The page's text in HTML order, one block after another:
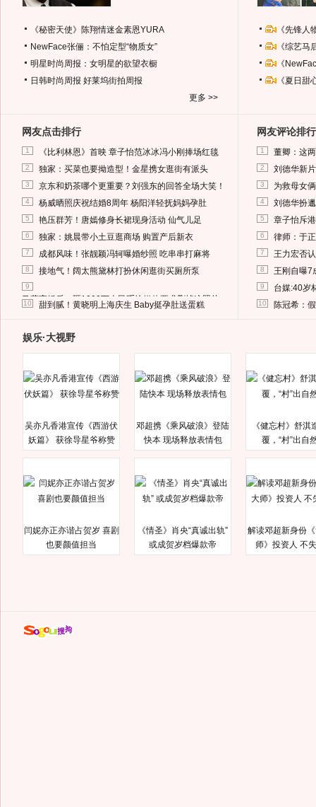
《秘密天使》陈翔情迷金素恩YURA
NewFace张俪：不怕定型“物质女”
明星时尚周报：女明星的欲望衣橱
日韩时尚周报 好莱坞街拍周报
更多 >>
《先锋
《综艺
《
《夏日
网友点击排行
1 《比利林恩》首映 章子怡范冰冰冯小刚捧场红毯
2 独家：买菜也要拗造型！金星携女逛街有派头
3 京东和奶茶哪个更重要？刘强东的回答全场大笑！
4 杨威晒照庆祝结婚8周年 杨阳洋轻抚妈妈孕肚
5 艳压群芳！唐嫣修身长裙现身活动 仙气儿足
6 独家：姚晨带小土豆逛商场 购置产后新衣
7 成都风味！张靓颖冯轲曝婚纱照 吃串串打麻将
8 接地气！阔太熊黛林打扮休闲逛街买厕所泵
9
马蓉离婚后，砸1000万人民币给媒体要求删掉这照片
10 甜到腻！黄晓明上海庆生 Baby挺孕肚送蛋糕
网友评论排行
1 董卿：这
2 刘德华新
3 为救母女
4 刘德华扮
5 章子怡斥
6 律师：于
7 王力宏否
8 王刚自曝7
9 台媒:40岁
10 陈冠希：
娱乐·大视野
吴亦凡香港宣传《西游伏
妖篇》 获徐导星爷称赞
邓超携《乘风破浪》登陆
快本 现场释放表情包
《健忘村》舒淇
覆，“村”出自
闫妮亦正亦谐占贺岁 喜剧
也要颜值担当
《情圣》肖央“真诚出轨”
或成贺岁档爆款帝
解读邓超新身份
师》投资人 不